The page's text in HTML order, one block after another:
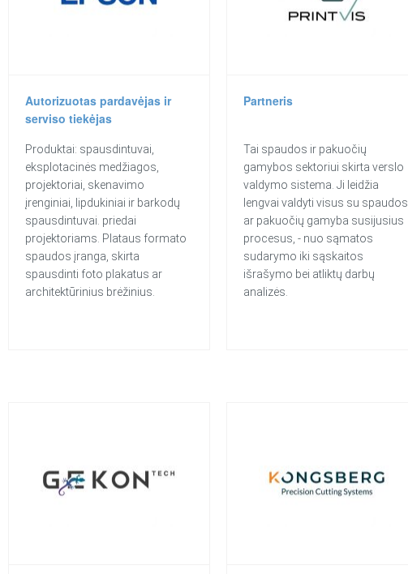
Autorizuotas pardavėjas ir
serviso tiekėjas
Produktai: spausdintuvai,
eksplotacinės medžiagos,
projektoriai, skenavimo
įrenginiai, lipdukiniai ir barkodų
spausdintuvai. priedai
projektoriams. Plataus formato
spaudos įranga, skirta
spausdinti foto plakatus ar
architektūrinius brėžinius.
Partneris
Tai spaudos ir pakuočių
gamybos sektoriui skirta verslo
valdymo sistema. Ji leidžia
lengvai valdyti visus su spaudos
ar pakuočių gamyba susijusius
procesus, - nuo sąmatos
sudarymo iki sąskaitos
išrašymo bei atliktų darbų
analizės.